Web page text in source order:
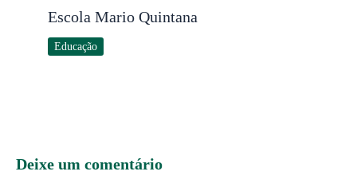
Escola Mario Quintana
Educação
Deixe um comentário